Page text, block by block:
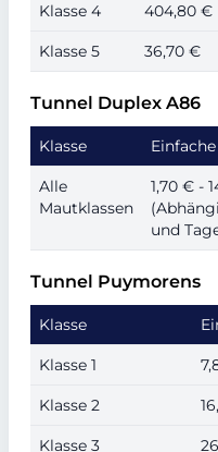
Klasse 4 404,80 €
Klasse 5 36,70 €
Tunnel Duplex A86
Klasse
Alle
Mautklassen
1,70 € -
und
Tunnel Puymorens
Klasse
Klasse 1
Klasse 2
Klasse 3